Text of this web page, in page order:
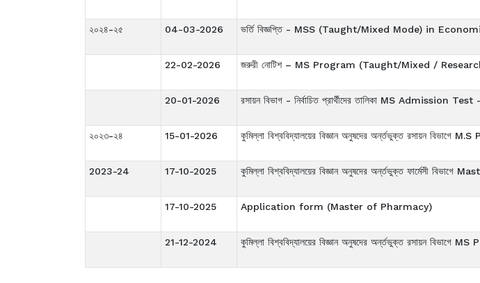
২০২৪-২৫ 04-03-2026 ভর্তি বিজ্ঞপ্তি - MSS (Taught/Mixed Mode) in
22-02-2026 জরুরী নোটিশ – MS Program (Taught/Mixed / Research
20-01-2026 রসায়ন বিভাগ - নির্বাচিত প্রার্থীদের তালিকা MS Admission
২০২৩-২৪ 15-01-2026 কুমিল্লা বিশ্ববিদ্যালয়ের বিজ্ঞান অনুষদের অর্ন্তভুক্ত রসায়ন বিভাগে
2023-24 17-10-2025 কুমিল্লা বিশ্ববিদ্যালয়ের বিজ্ঞান অনুষদের অর্ন্তভুক্ত ফার্মেসী
17-10-2025 Application form (Master of Pharmacy)
21-12-2024 কুমিল্লা বিশ্ববিদ্যালয়ের বিজ্ঞান অনুষদের অর্ন্তভুক্ত রসায়ন বিভাগে